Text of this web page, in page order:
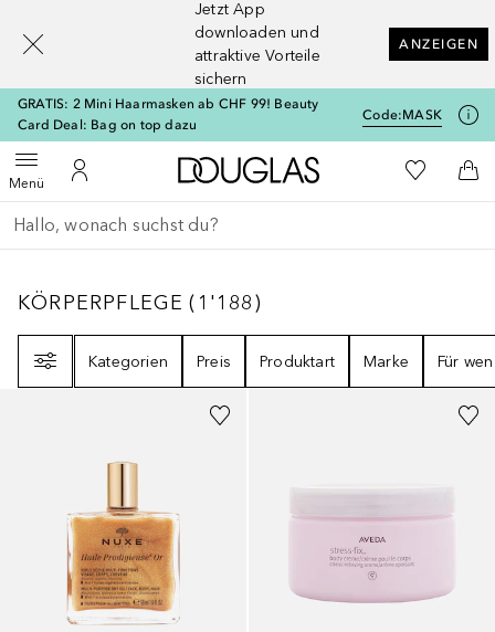
Jetzt App
downloaden und
attraktive Vorteile
sichern
ANZEIGEN
GRATIS: 2 Mini Haarmasken ab CHF 99! Beauty
Card Deal: Bag on top dazu
Code:MASK
MenüMenü öffnenZu Meinem Kundenkonto
Zur Douglas Startseite
Zu Meiner
Gehe zurück
Suche ausführen
KÖRPERPFLEGE 1188ERGEBNISSE
KÖRPERPFLEGE ( 1'188)
Kategorien
Preis Produktart Marke Für wen
Gesponsert Gesponsert
[navigation.slideout.screenreader]